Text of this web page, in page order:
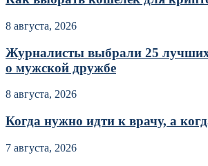
8 августа, 2026
Журналисты выбрали 25
о мужской дружбе
8 августа, 2026
Когда нужно идти к врачу, а
7 августа, 2026